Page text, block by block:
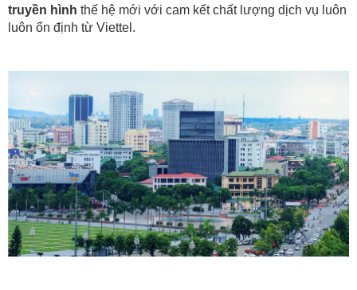
truyền hình thế hệ mới với cam kết chất lượng dịch vụ luôn
luôn ổn định từ Viettel.